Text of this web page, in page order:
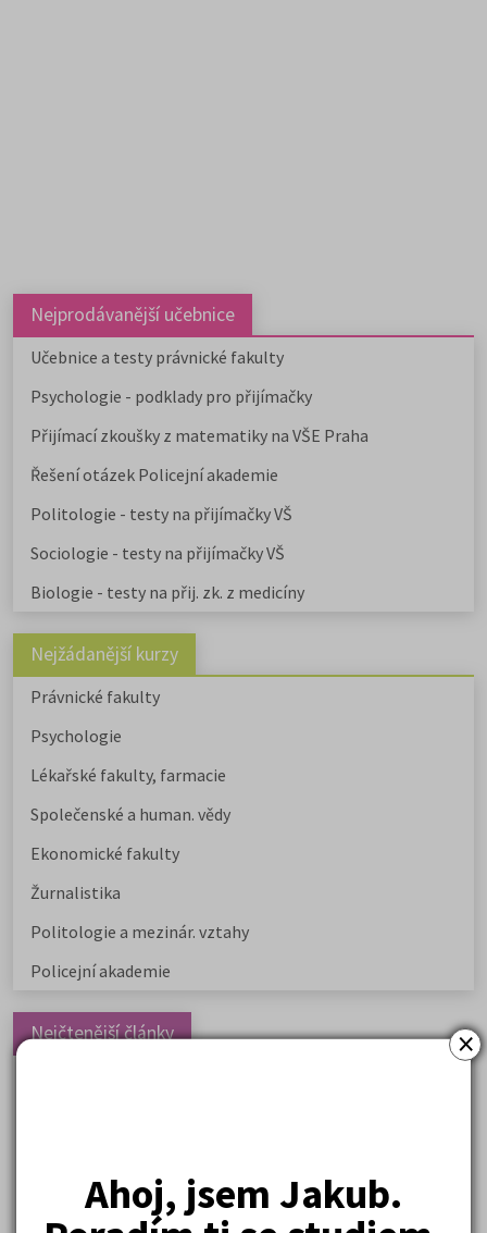
×
Ahoj, jsem Jakub.
Nejprodávanější učebnice
Učebnice a testy právnické fakulty
Psychologie - podklady pro přijímačky
Přijímací zkoušky z matematiky na VŠE Praha
Řešení otázek Policejní akademie
Politologie - testy na přijímačky VŠ
Sociologie - testy na přijímačky VŠ
Biologie - testy na přij. zk. z medicíny
Nejžádanější kurzy
Právnické fakulty
Psychologie
Lékařské fakulty, farmacie
Společenské a human. vědy
Ekonomické fakulty
Žurnalistika
Politologie a mezinár. vztahy
Policejní akademie
Nejčtenější články
přijímaček na VŠ?
Prestiž a vnímání oborů ve společnosti